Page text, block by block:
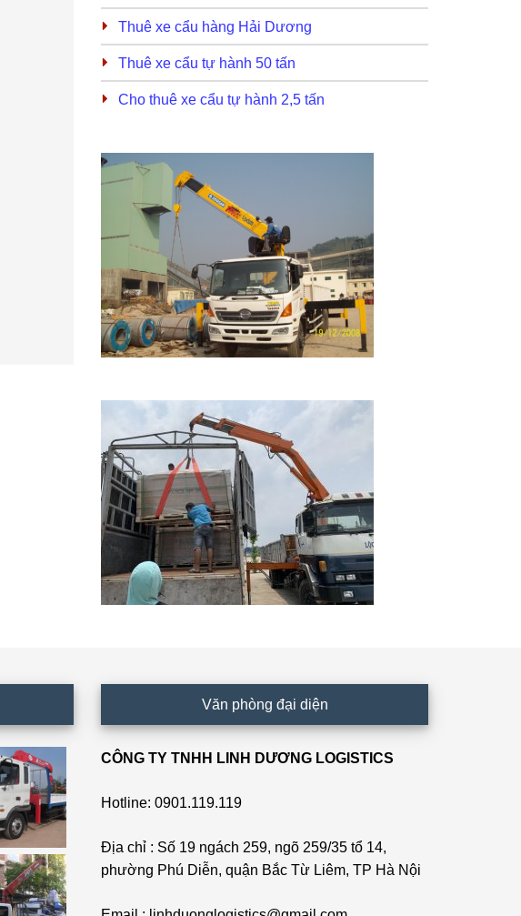
Thuê xe cẩu hàng Hải Dương
Thuê xe cẩu tự hành 50 tấn
Cho thuê xe cẩu tự hành 2,5 tấn
Văn phòng đại diện
CÔNG TY TNHH LINH DƯƠNG LOGISTICS
Hotline: 0901.119.119
Địa chỉ : Số 19 ngách 259, ngõ 259/35 tổ 14,
phường Phú Diễn, quận Bắc Từ Liêm, TP Hà Nội